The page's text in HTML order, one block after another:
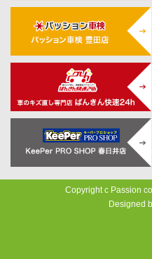
Copyright c Passion
Designed